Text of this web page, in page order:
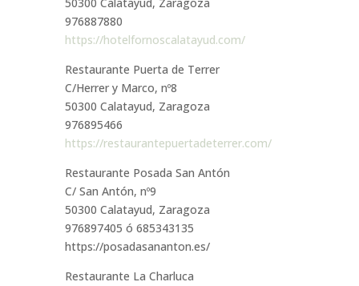
50300 Calatayud, Zaragoza
976887880
https://hotelfornoscalatayud.com/
Restaurante Puerta de Terrer
C/Herrer y Marco, nº8
50300 Calatayud, Zaragoza
976895466
https://restaurantepuertadeterrer.com/
Restaurante Posada San Antón
C/ San Antón, nº9
50300 Calatayud, Zaragoza
976897405 ó 685343135
https://posadasananton.es/
Restaurante La Charluca